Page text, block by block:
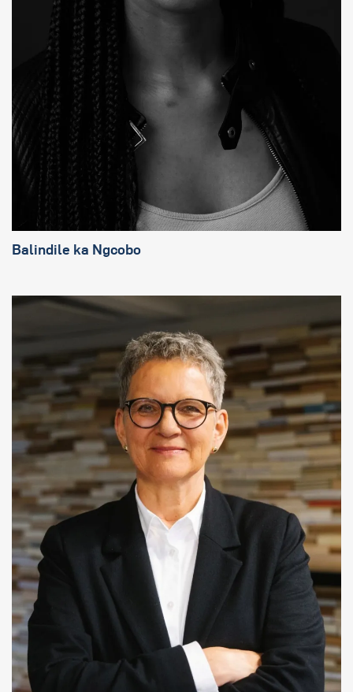
Balindile ka Ngcobo